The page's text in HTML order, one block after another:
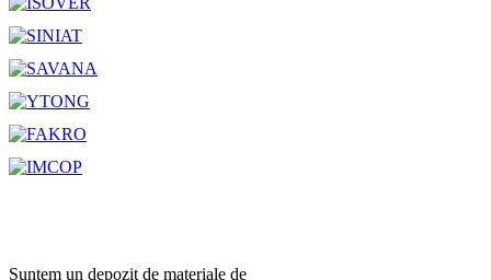
Suntem un depozit de materiale de